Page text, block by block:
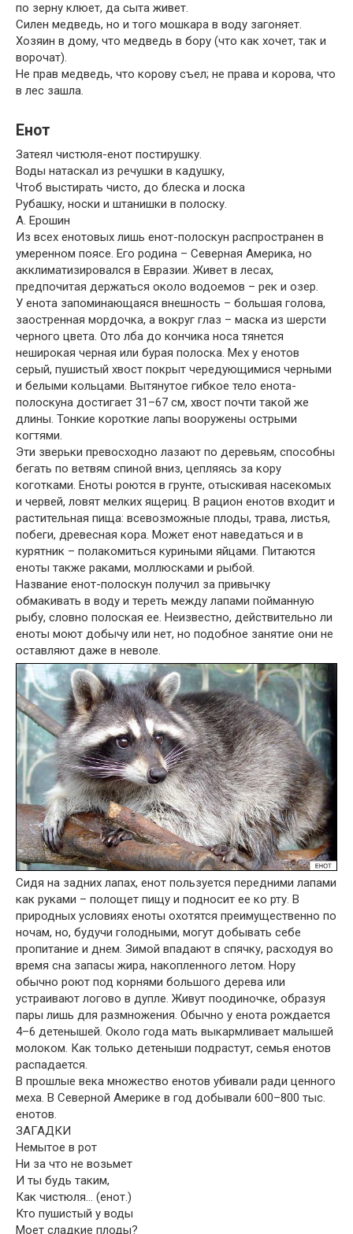
по зерну клюет, да сыта живет.
Силен медведь, но и того мошкара в воду загоняет.
Хозяин в дому, что медведь в бору (что как хочет, так и
ворочат).
Не прав медведь, что корову съел; не права и корова, что
в лес зашла.
Енот
Затеял чистюля-енот постирушку.
Воды натаскал из речушки в кадушку,
Чтоб выстирать чисто, до блеска и лоска
Рубашку, носки и штанишки в полоску.
А. Ерошин
Из всех енотовых лишь енот-полоскун распространен в
умеренном поясе. Его родина – Северная Америка, но
акклиматизировался в Евразии. Живет в лесах,
предпочитая держаться около водоемов – рек и озер.
У енота запоминающаяся внешность – большая голова,
заостренная мордочка, а вокруг глаз – маска из шерсти
черного цвета. Ото лба до кончика носа тянется
неширокая черная или бурая полоска. Мех у енотов
серый, пушистый хвост покрыт чередующимися черными
и белыми кольцами. Вытянутое гибкое тело енота-
полоскуна достигает 31–67 см, хвост почти такой же
длины. Тонкие короткие лапы вооружены острыми
когтями.
Эти зверьки превосходно лазают по деревьям, способны
бегать по ветвям спиной вниз, цепляясь за кору
коготками. Еноты роются в грунте, отыскивая насекомых
и червей, ловят мелких ящериц. В рацион енотов входит и
растительная пища: всевозможные плоды, трава, листья,
побеги, древесная кора. Может енот наведаться и в
курятник – полакомиться куриными яйцами. Питаются
еноты также раками, моллюсками и рыбой.
Название енот-полоскун получил за привычку
обмакивать в воду и тереть между лапами пойманную
рыбу, словно полоская ее. Неизвестно, действительно ли
еноты моют добычу или нет, но подобное занятие они не
оставляют даже в неволе.
Сидя на задних лапах, енот пользуется передними лапами
как руками – полощет пищу и подносит ее ко рту. В
природных условиях еноты охотятся преимущественно по
ночам, но, будучи голодными, могут добывать себе
пропитание и днем. Зимой впадают в спячку, расходуя во
время сна запасы жира, накопленного летом. Нору
обычно роют под корнями большого дерева или
устраивают логово в дупле. Живут поодиночке, образуя
пары лишь для размножения. Обычно у енота рождается
4–6 детенышей. Около года мать выкармливает малышей
молоком. Как только детеныши подрастут, семья енотов
распадается.
В прошлые века множество енотов убивали ради ценного
меха. В Северной Америке в год добывали 600–800 тыс.
енотов.
ЗАГАДКИ
Немытое в рот
Ни за что не возьмет
И ты будь таким,
Как чистюля… (енот.)
Кто пушистый у воды
Моет сладкие плоды?